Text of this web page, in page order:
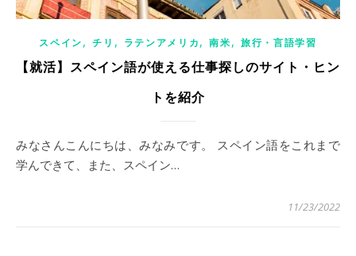
スペイン,チリ , ラテンアメリカ,南米, 旅行・言語学習
【就活】スペイン語が使える仕事探しのサイト・ヒン
トを紹介
みなさんこんにちは、みなみです。 スペイン語をこれまで
学んできて、また、スペイン…
11/23/2022